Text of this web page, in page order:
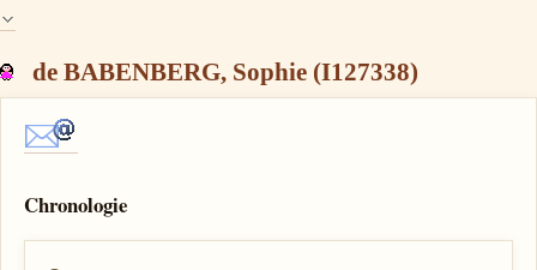
de BABENBERG, Sophie (I127338)
Chronologie